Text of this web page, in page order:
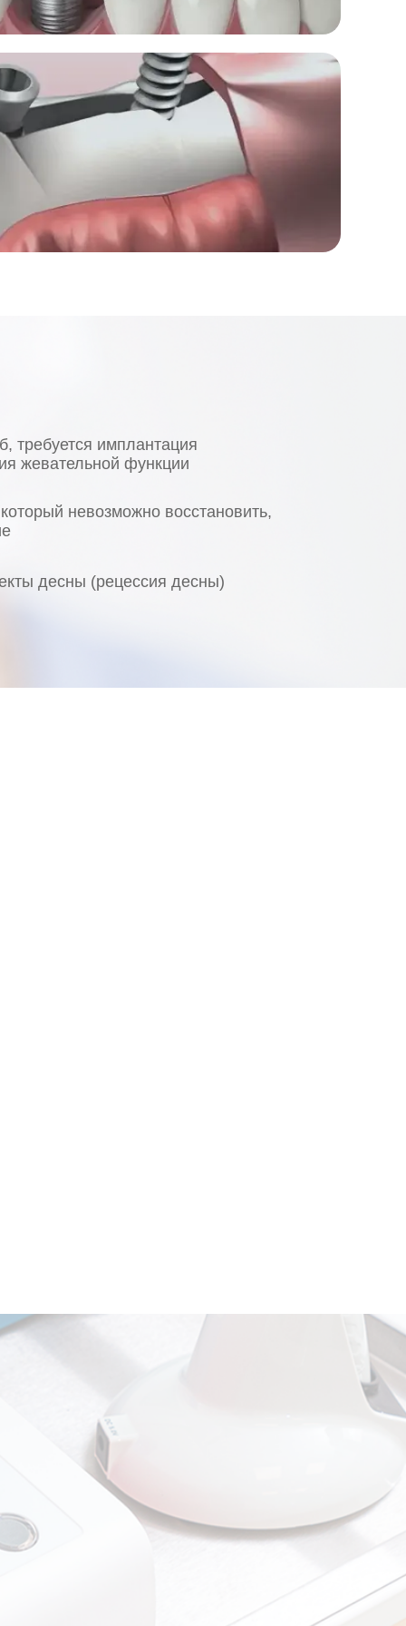
десны (рецессия десны)
невозможно восстановить,
требуется имплантация
жевательной функции